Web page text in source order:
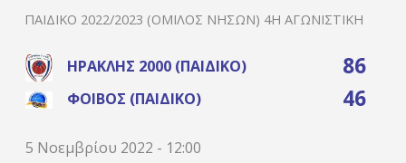
ΠΑΙΔΙΚΌ 2022/2023 (ΌΜΙΛΟΣ ΝΉΣΩΝ) 4Η ΑΓΩΝΙΣΤΙΚΉ
ΗΡΑΚΛΉΣ 2000 (ΠΑΙΔΙΚΌ) 86
ΦΟΊΒΟΣ (ΠΑΙΔΙΚΌ) 46
5 Νοεμβρίου 2022 - 12:00